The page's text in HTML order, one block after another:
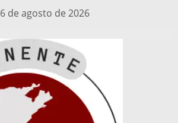
6 de agosto de 2026